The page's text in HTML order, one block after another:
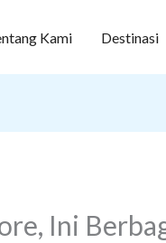
Kami Destinasi
Ini